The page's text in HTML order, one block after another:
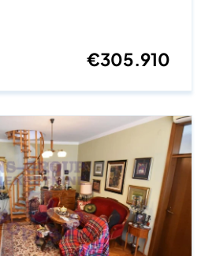
€305.910